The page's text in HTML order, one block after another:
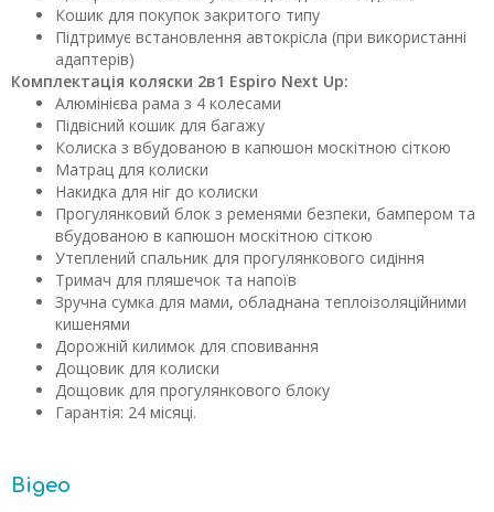
Кошик для покупок закритого типу
Підтримує встановлення автокрісла (при використанні
адаптерів)
Комплектація коляски 2в1 Espiro Next Up:
Алюмінієва рама з 4 колесами
Підвісний кошик для багажу
Колиска з вбудованою в капюшон москітною сіткою
Матрац для колиски
Накидка для ніг до колиски
Прогулянковий блок з ременями безпеки, бампером та
вбудованою в капюшон москітною сіткою
Утеплений спальник для прогулянкового сидіння
Тримач для пляшечок та напоїв
Зручна сумка для мами, обладнана теплоізоляційними
кишенями
Дорожній килимок для сповивання
Дощовик для колиски
Дощовик для прогулянкового блоку
Гарантія: 24 місяці.
Відео